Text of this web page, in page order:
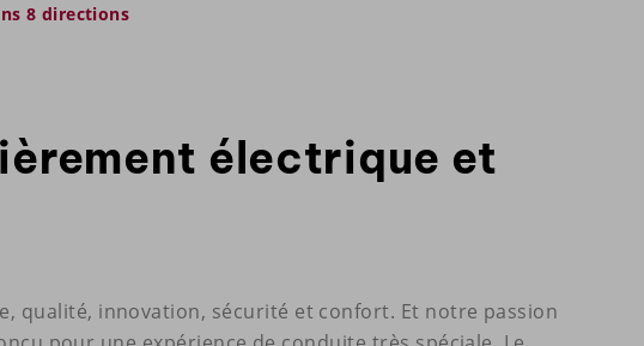
8 directions
électrique et
qualité, innovation, sécurité et confort. Et notre passion